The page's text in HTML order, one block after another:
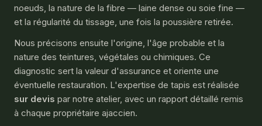
noeuds, la nature de la fibre — laine dense ou soie fine —
et la régularité du tissage, une fois la poussière retirée.
Nous précisons ensuite l'origine, l'âge probable et la
nature des teintures, végétales ou chimiques. Ce
diagnostic sert la valeur d'assurance et oriente une
éventuelle restauration. L'expertise de tapis est réalisée
sur devis par notre atelier, avec un rapport détaillé remis
à chaque propriétaire ajaccien.